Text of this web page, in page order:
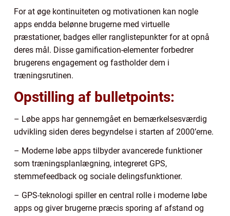
For at øge kontinuiteten og motivationen kan nogle
apps endda belønne brugerne med virtuelle
præstationer, badges eller ranglistepunkter for at opnå
deres mål. Disse gamification-elementer forbedrer
brugerens engagement og fastholder dem i
træningsrutinen.
Opstilling af bulletpoints:
– Løbe apps har gennemgået en bemærkelsesværdig
udvikling siden deres begyndelse i starten af 2000’erne.
– Moderne løbe apps tilbyder avancerede funktioner
som træningsplanlægning, integreret GPS,
stemmefeedback og sociale delingsfunktioner.
– GPS-teknologi spiller en central rolle i moderne løbe
apps og giver brugerne præcis sporing af afstand og